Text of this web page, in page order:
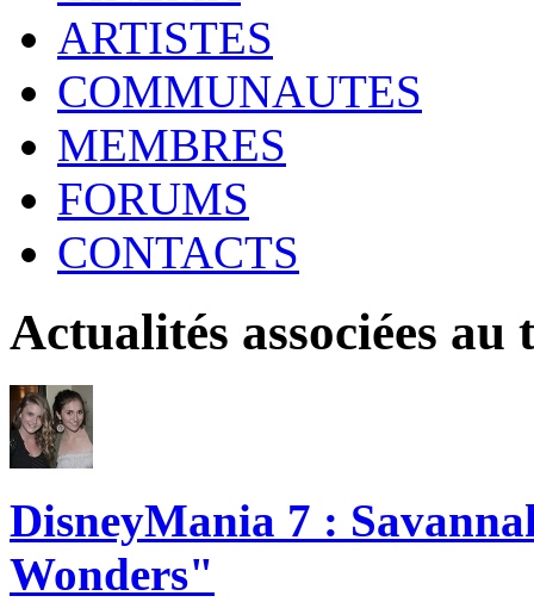
ARTISTES
COMMUNAUTES
MEMBRES
FORUMS
CONTACTS
Actualités associées au
DisneyMania 7 :
Wonders"